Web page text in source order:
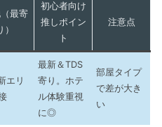
最寄
）
初心者向け
推しポイン
ト
注意点
エリ
最新＆TDS
寄り。ホテ
ル体験重視
に◎
部屋タイプ
で差が大き
い